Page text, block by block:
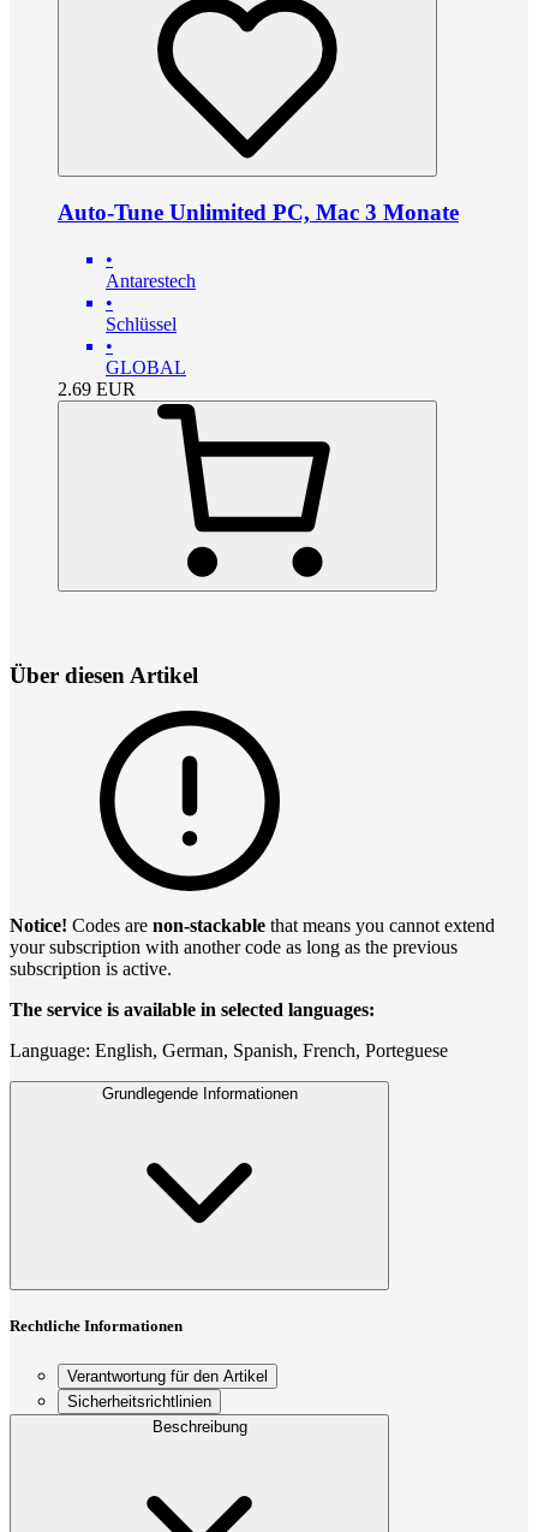
Auto-Tune Unlimited PC, Mac 3 Monate
•
Antarestech
•
Schlüssel
•
GLOBAL
2.69 EUR
Über diesen Artikel
Notice! Codes are non-stackable that means you cannot extend
your subscription with another code as long as the previous
subscription is active.
The service is available in selected languages:
Language: English, German, Spanish, French, Porteguese
Grundlegende Informationen
Rechtliche Informationen
Verantwortung für den Artikel
Sicherheitsrichtlinien
Beschreibung